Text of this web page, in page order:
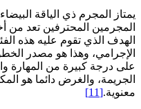
يمتاز المجرم ذي الياقة
المجرمين المحترفين تعد من
الهدف الذي تقوم عليه هذه
الإجرامي، وهذا هو مصدر
على درجة كبيرة من المهارة
الجريمة، والغرض دائما هو
معنوية.[11]